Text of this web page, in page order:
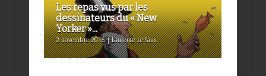
Les repas vus par les
dessinateurs du « New
Yorker »...
2 novembre 2016 | Laurence Le Saux